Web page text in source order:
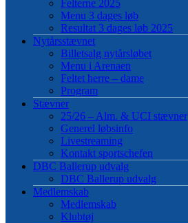
Felterne 2025
Menu 3 dages løb
Resultat 3 dages løb 2025
Nytårsstævnet
Billetsalg nytårsløbet
Menu i Arenaen
Feltet herre – dame
Program
Stævner
25/26 – Alm. & UCI stævner
Generel løbsinfo
Livestreaming
Kontakt sportschefen
DBC Ballerup udvalg
DBC Ballerup udvalg
Medlemskab
Medlemskab
Klubtøj